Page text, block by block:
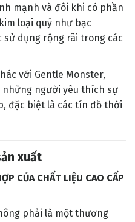
mạnh và đôi khi có phần
loại quý như bạc
sử dụng rộng rãi trong các
với Gentle Monster,
người yêu thích sự
đặc biệt là các tín đồ thời
xuất
CỦA CHẤT LIỆU CAO CẤP
phải là một thương